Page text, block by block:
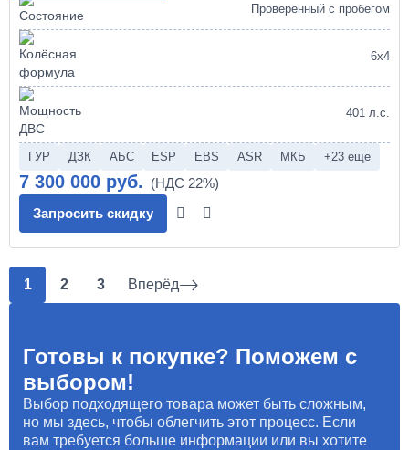
Проверенный с пробегом
6х4
401 л.с.
ГУР ДЗК АБС ESP EBS ASR МКБ +23 еще
7 300 000 руб.
Запросить скидку
1 2 3 Вперёд
Готовы к покупке? Поможем с
выбором!
Выбор подходящего товара может быть сложным,
но мы здесь, чтобы облегчить этот процесс. Если
вам требуется больше информации или вы хотите